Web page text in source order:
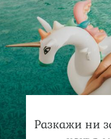
Разкажи ни